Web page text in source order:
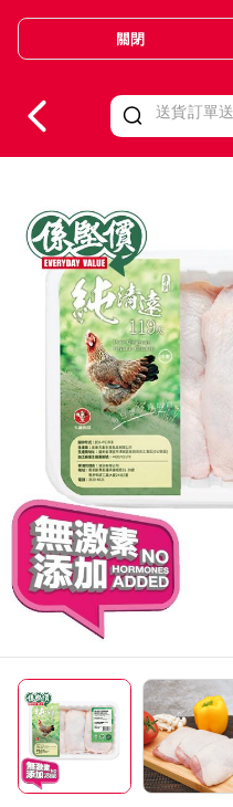
Valid Until 30 June
關閉